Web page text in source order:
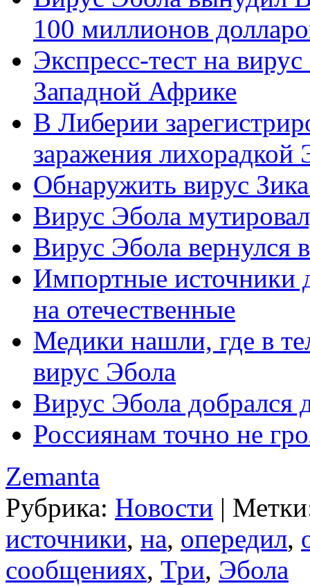
100 миллионов
Экспресс-тест на
Западной Африке
В Либерии
заражения лихорадкой
Обнаружить вирус
Вирус Эбола
Вирус Эбола вернулся
Импортные источники
на отечественные
Медики нашли, где в
вирус Эбола
Вирус Эбола добрался
Россиянам точно не
Zemanta
Рубрика: Новости |
источники, на, опередил,
сообщениях, Три, Эбола